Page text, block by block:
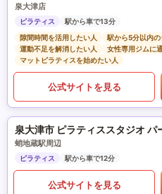
泉大津店
ピラティス
駅から車で13分
隙間時間を活用したい人
駅から5分以内
運動不足を解消したい人
女性専用ジムに
マットピラティスを始めたい人
公式サイトを見る
蛸地蔵駅周辺
ピラティス 駅から車で12分
公式サイトを見る